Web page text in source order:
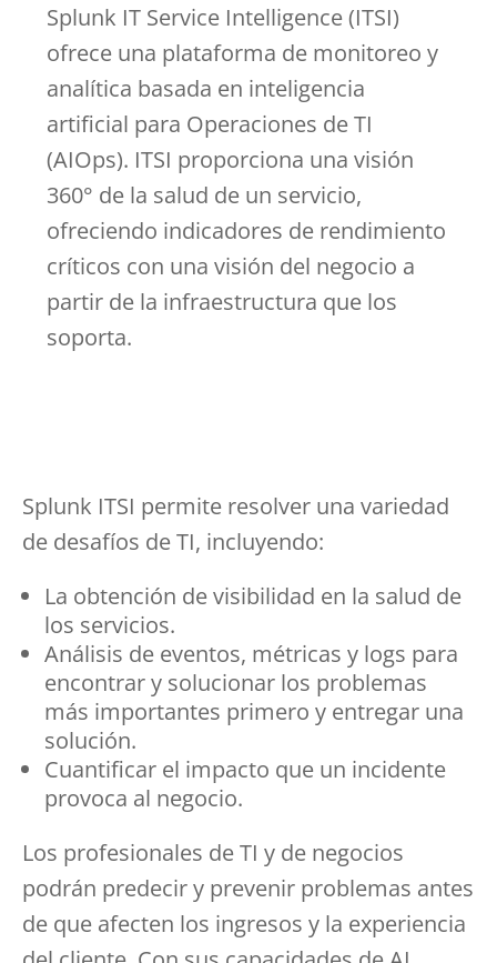
Splunk IT Service Intelligence (ITSI)
ofrece una plataforma de monitoreo y
analítica basada en inteligencia
artificial para Operaciones de TI
(AIOps). ITSI proporciona una visión
360° de la salud de un servicio,
ofreciendo indicadores de rendimiento
críticos con una visión del negocio a
partir de la infraestructura que los
soporta.
Splunk ITSI permite resolver una variedad
de desafíos de TI, incluyendo:
La obtención de visibilidad en la salud de
los servicios.
Análisis de eventos, métricas y logs para
encontrar y solucionar los problemas
más importantes primero y entregar una
solución.
Cuantificar el impacto que un incidente
provoca al negocio.
Los profesionales de TI y de negocios
podrán predecir y prevenir problemas antes
de que afecten los ingresos y la experiencia